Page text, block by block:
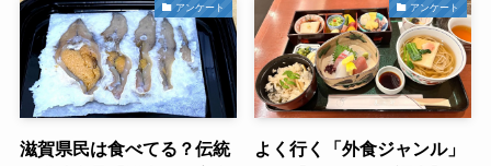
アンケート
滋賀県民は食べてる？伝統
アンケート
よく行く「外食ジャンル」